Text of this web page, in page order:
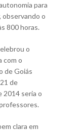
para
observando o
800 horas.
o
com o
de Goiás
de
2014 seria o
clara em